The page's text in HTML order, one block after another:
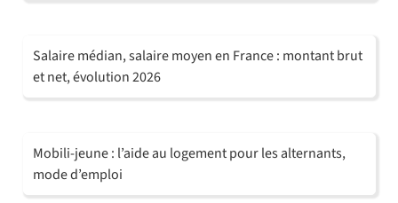
Salaire médian, salaire moyen en France : montant brut
et net, évolution 2026
Mobili-jeune : l’aide au logement pour les alternants,
mode d’emploi